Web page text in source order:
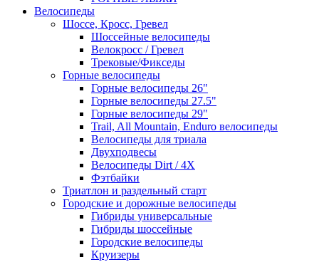
Велосипеды
Шоссе, Кросс, Гревел
Шоссейные велосипеды
Велокросс / Гревел
Трековые/Фикседы
Горные велосипеды
Горные велосипеды 26"
Горные велосипеды 27.5"
Горные велосипеды 29"
Trail, All Mountain, Enduro велосипеды
Велосипеды для триала
Двухподвесы
Велосипеды Dirt / 4X
Фэтбайки
Триатлон и раздельный старт
Городские и дорожные велосипеды
Гибриды универсальные
Гибриды шоссейные
Городские велосипеды
Круизеры